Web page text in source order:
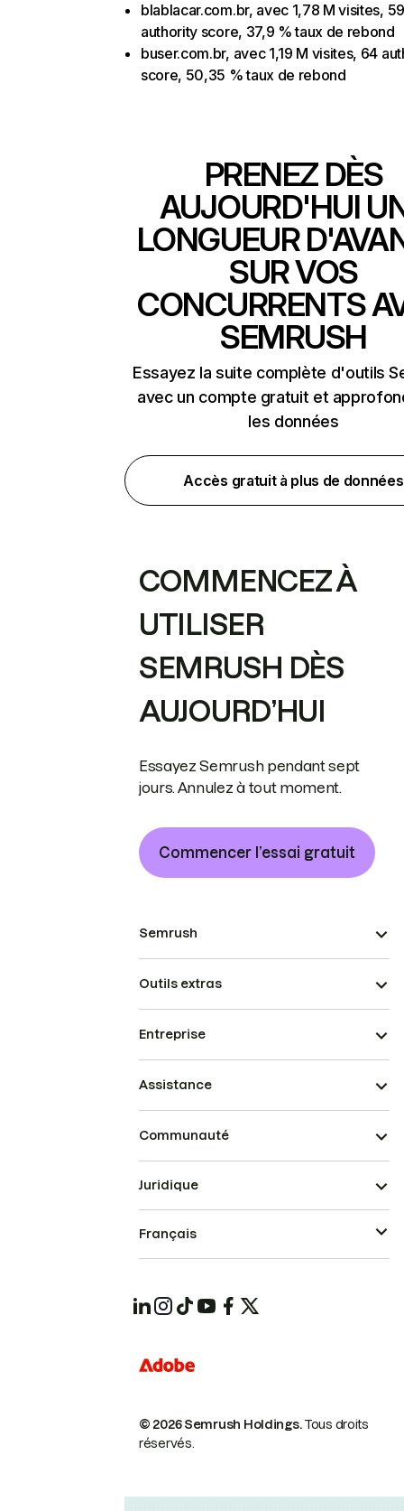
blablacar.com.br, avec 1,78 M visites, 59
authority score, 37,9 % taux de rebond
buser.com.br, avec 1,19 M visites, 64
score, 50,35 % taux de rebond
PRENEZ DÈS
AUJOURD'HUI
LONGUEUR
SUR VOS
CONCURRENTS
SEMRUSH
Essayez la suite complète d'outils
avec un compte gratuit et
les données
Accès gratuit à plus de données
COMMENCEZ À
UTILISER
SEMRUSH DÈS
AUJOURD’HUI
Essayez Semrush pendant sept
jours. Annulez à tout moment.
Commencer l’essai gratuit
Semrush
Outils extras
Entreprise
Assistance
Communauté
© 2026 Semrush Holdings.Tous droits
réservés.
Juridique
Français